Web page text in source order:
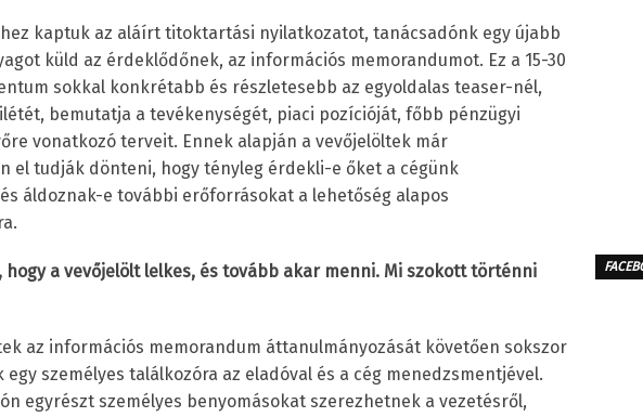
kaptuk az aláírt titoktartási nyilatkozatot, tanácsadónk egy újabb
küld az érdeklődőnek, az információs memorandumot. Ez a 15-30
sokkal konkrétabb és részletesebb az egyoldalas teaser-nél,
bemutatja a tevékenységét, piaci pozícióját, főbb pénzügyi
vonatkozó terveit. Ennek alapján a vevőjelöltek már
el tudják dönteni, hogy tényleg érdekli-e őket a cégünk
áldoznak-e további erőforrásokat a lehetőség alapos
hogy a vevőjelölt lelkes, és tovább akar menni. Mi szokott történni
az információs memorandum áttanulmányozását követően sokszor
személyes találkozóra az eladóval és a cég menedzsmentjével.
egyrészt személyes benyomásokat szerezhetnek a vezetésről,